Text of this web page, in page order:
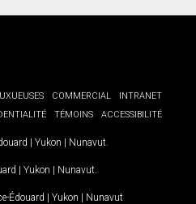
COMMERCIAL
INTRANET
TÉMOINS ACCESSIBILITÉ
| Yukon | Nunavut.
| Yukon | Nunavut.
Édouard | Yukon | Nunavut